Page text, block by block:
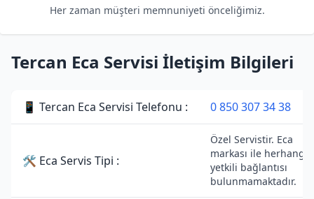
Her zaman müşteri memnuniyeti önceliğimiz.
Tercan Eca Servisi İletişim Bilgileri
📱 Tercan Eca Servisi Telefonu : 0 850 307 34 38
🛠 Eca Servis Tipi :
Özel Servistir. Eca
markası ile herhangi
yetkili bağlantısı
bulunmamaktadır.